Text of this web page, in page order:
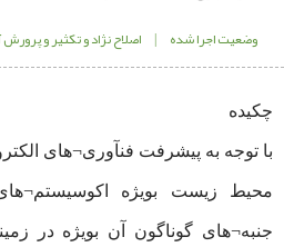
وضعیت اجرا شده | اصلاح نژاد و تکثیر و پرورش
چکیده
با توجه به پیشرفت فنآوری¬های
محیط زیست بویژه
جنبه¬های گوناگون آن بویژه در